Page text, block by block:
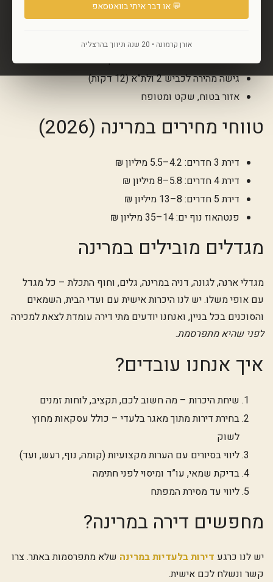
קרבה לים – דקות הליכה מכל דירה
מגדלי יוקרה עם בריכה, כושר, שומר 24/7
חניה צמודה ומחסנים בכל הפרויקטים
גישה מהירה לכביש 2 ולת”א (12 דקות)
אזור בטוח, שקט ומטופח
טווחי מחירים במרינה (2026)
דירת 3 חדרים: 4.2–5.5 מיליון ₪
דירת 4 חדרים: 5.8–8 מיליון ₪
דירת 5 חדרים: 8–13 מיליון ₪
פנטהאוז נוף ים: 14–35 מיליון ₪
מגדלים מובילים במרינה
מגדלי ארנה, לגונה, דניה במרינה, גלים, וחוף התכלת – כל מגדל
עם אופי משלו. יש לנו היכרות אישית עם ועדי הבית, השמאים
והסוכנים בכל בניין, ואנחנו יודעים מתי דירה עומדת לצאת למכירה
לפני שהיא מתפרסמת.
איך אנחנו עובדים?
שיחת היכרות – מה חשוב לכם, תקציב, לוחות זמנים
בחירת דירות מתוך מאגר בלעדי – כולל עסקאות מחוץ
לשוק
ליווי בסיורים עם הערות מקצועיות (קומה, נוף, רעש, ועד)
בדיקת שמאי, עו”ד ומיסוי לפני חתימה
ליווי עד מסירת המפתח
מחפשים דירה במרינה?
יש לנו כרגע דירות בלעדיות במרינה שלא מתפרסמות באתר. צרו
קשר ונשלח לכם אישית.
💬 או דבר איתי בוואטסאפ
אורן קרמונה • 20 שנה תיווך בהרצליה